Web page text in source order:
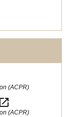
(ACPR)
open_in_new
(ACPR)